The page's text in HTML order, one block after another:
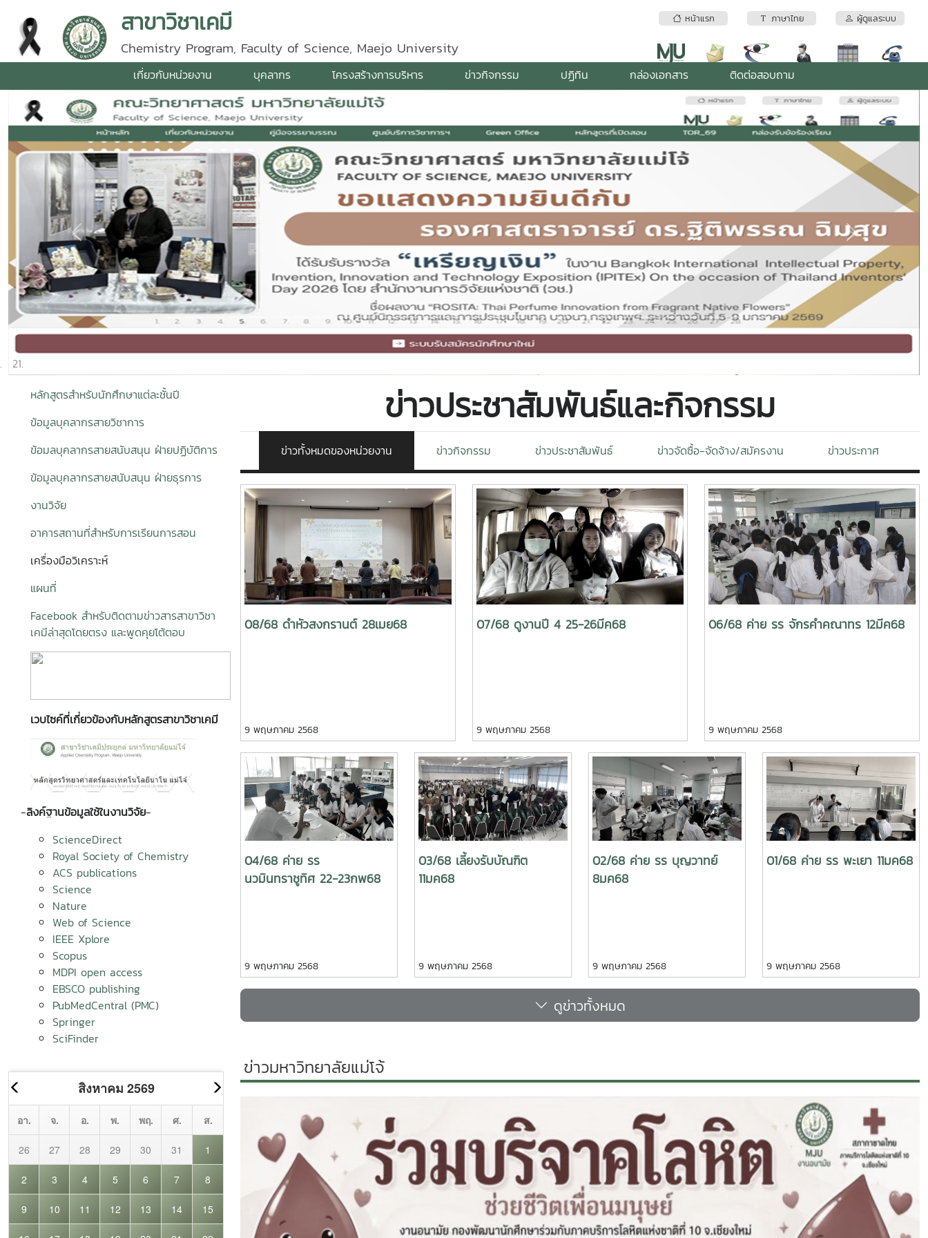
หน้าแรก ภาษาไทย ผู้ดูแลระบบ
สาขาวิชาเคมี
Chemistry Program, Faculty of Science, Maejo University
เกี่ยวกับหน่วยงาน บุคลากร โครงสร้างการบริหาร ข่าวกิจกรรม ปฏิทิน กล่องเอกสาร ติดต่อสอบถาม
Previous Next
หลักสูตรสำหรับนักศึกษาแต่ละชั้นปี
ข้อมูลบุคลากรสายวิชาการ
ข้อมลบุคลากรสายสนับสนุน ฝ่ายปฏิบัติการ
ข้อมูลบุคลากรสายสนับสนุน ฝ่ายธุรการ
งานวิจัย
อาคารสถานที่สำหรับการเรียนการสอน
เครื่องมือวิเคราะห์
แผนที่
Facebook สำหรับติดตามข่าวสารสาขาวิชา
เคมีล่าสุดโดยตรง และพูดคุยโต้ตอบ
เวบไซค์ที่เกี่ยวข้องกับหลักสูตรสาขาวิชาเคมี
-ลิงค์ฐานข้อมูลใช้ในงานวิจัย-
ScienceDirect
Royal Society of Chemistry
ACS publications
Science
Nature
Web of Science
IEEE Xplore
Scopus
MDPI open access
EBSCO publishing
PubMedCentral (PMC)
Springer
SciFinder
ข่าวประชาสัมพันธ์และกิจกรรม
ข่าวทั้งหมดของหน่วยงาน ข่าวกิจกรรม ข่าวประชาสัมพันธ์ ข่าวจัดซื้อ-จัดจ้าง/สมัครงาน ข่าวประกาศ
08/68 ดำหัวสงกรานต์ 28เมย68
9 พฤษภาคม 2568
07/68 ดูงานปี 4 25-26มีค68
9 พฤษภาคม 2568
06/68 ค่าย รร จักรคำคณาทร 12มีค68
9 พฤษภาคม 2568
04/68 ค่าย รร
นวมินทราชูทิศ 22-23กพ68
9 พฤษภาคม 2568
03/68 เลี้ยงรับบัณฑิต
11มค68
9 พฤษภาคม 2568
02/68 ค่าย รร บุญวาทย์
8มค68
9 พฤษภาคม 2568
01/68 ค่าย รร พะเยา 11มค68
9 พฤษภาคม 2568
ดูข่าวทั้งหมด
ข่าวมหาวิทยาลัยแม่โจ้